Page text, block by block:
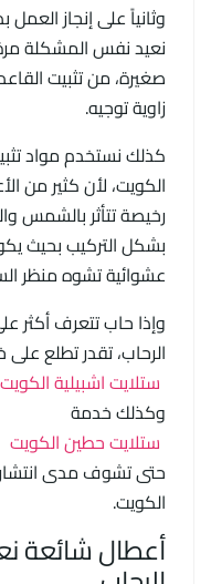
وثانياً على إنجاز
نعيد نفس المشكلة
صغيرة، من تثبيت
زاوية توجيه.
كذلك نستخدم مواد
الكويت، لأن كثير من
رخيصة تتأثر بالشمس
بشكل التركيب بحيث
عشوائية تشوه منظر
وإذا حاب تتعرف أكثر
الرحاب، تقدر تطلع
ستلايت اشبيلية الكويت
وكذلك خدمة
ستلايت حطين الكويت
حتى تشوف مدى
الكويت.
أعطال شائعة